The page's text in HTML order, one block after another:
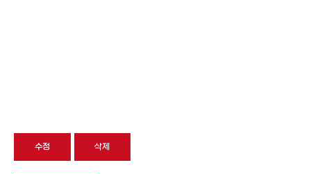
수정 삭제